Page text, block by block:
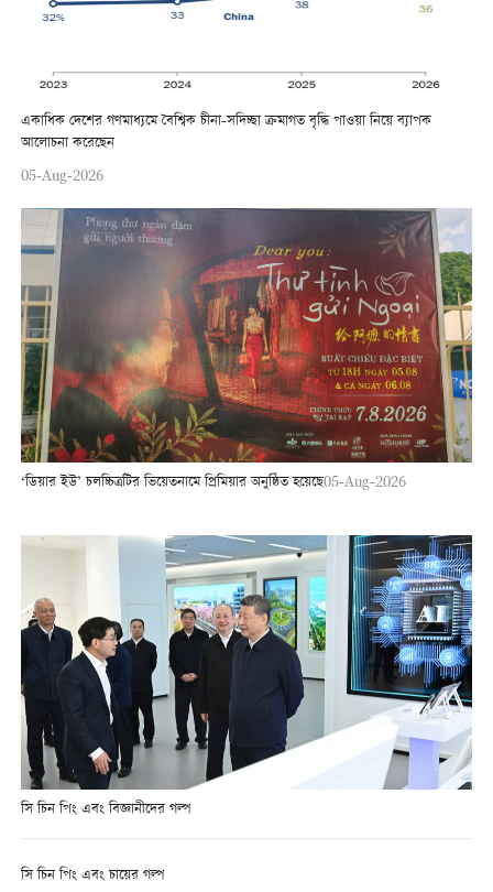
একাধিক দেশের গণমাধ্যমে বৈশ্বিক চীনা-সদিচ্ছা ক্রমাগত বৃদ্ধি পাওয়া নিয়ে ব্যাপক
আলোচনা করেছেন
05-Aug-2026
‘ডিয়ার ইউ’ চলচ্চিত্রটির ভিয়েতনামে প্রিমিয়ার অনুষ্ঠিত হয়েছে05-Aug-2026
সি চিন পিং এবং বিজ্ঞানীদের গল্প
সি চিন পিং এবং চায়ের গল্প